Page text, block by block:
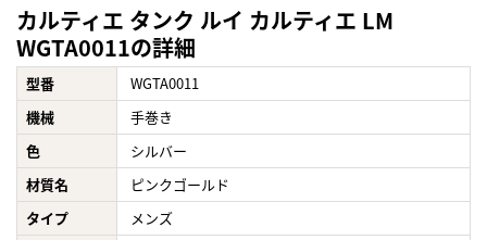
カルティエ タンク ルイ カルティエ LM
WGTA0011の詳細
型番
WGTA0011
機械
手巻き
色
シルバー
材質名
ピンクゴールド
タイプ
メンズ